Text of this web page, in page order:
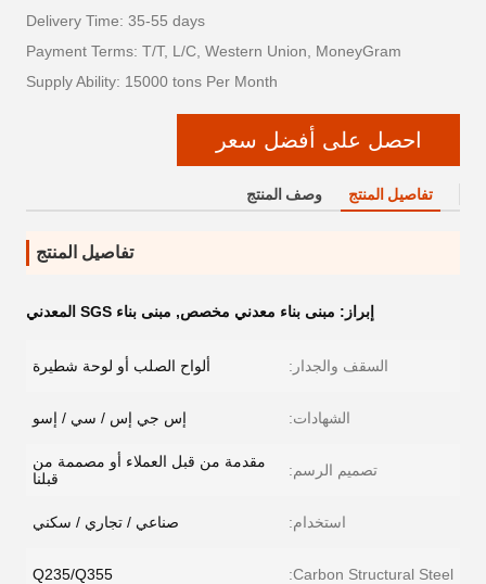
Delivery Time: 35-55 days
Payment Terms: T/T, L/C, Western Union, MoneyGram
Supply Ability: 15000 tons Per Month
احصل على أفضل سعر
تفاصيل المنتج وصف المنتج
تفاصيل المنتج
إبراز: مبنى بناء معدني مخصص, مبنى بناء SGS المعدني
السقف والجدار: ألواح الصلب أو لوحة شطيرة
الشهادات: إس جي إس / سي / إسو
تصميم الرسم:
مقدمة من قبل العملاء أو مصممة من
قبلنا
استخدام: صناعي / تجاري / سكني
Carbon Structural Steel:
Q235/Q355